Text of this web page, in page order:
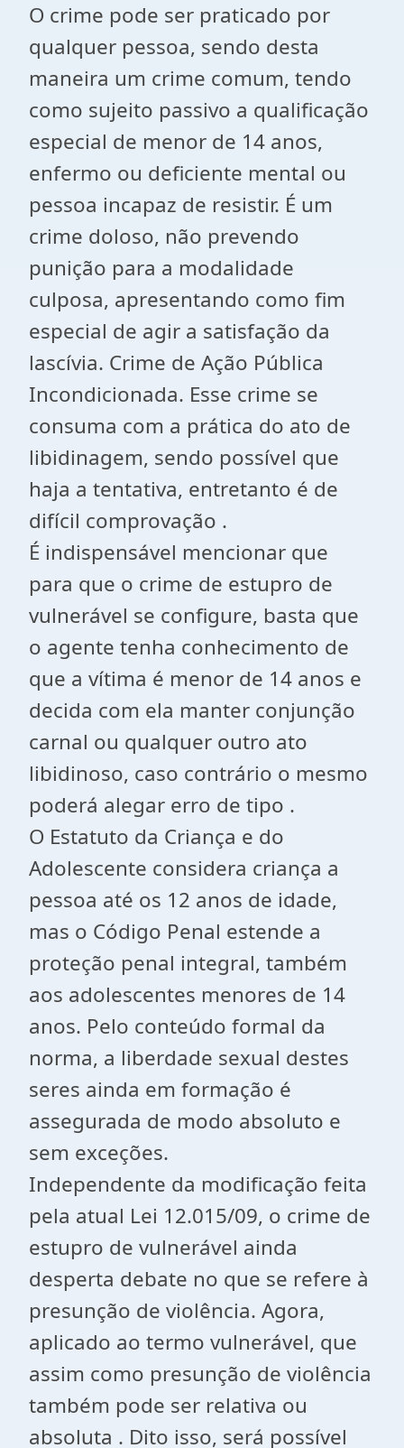
O crime pode ser praticado por
qualquer pessoa, sendo desta
maneira um crime comum, tendo
como sujeito passivo a qualificação
especial de menor de 14 anos,
enfermo ou deficiente mental ou
pessoa incapaz de resistir. É um
crime doloso, não prevendo
punição para a modalidade
culposa, apresentando como fim
especial de agir a satisfação da
lascívia. Crime de Ação Pública
Incondicionada. Esse crime se
consuma com a prática do ato de
libidinagem, sendo possível que
haja a tentativa, entretanto é de
difícil comprovação .
É indispensável mencionar que
para que o crime de estupro de
vulnerável se configure, basta que
o agente tenha conhecimento de
que a vítima é menor de 14 anos e
decida com ela manter conjunção
carnal ou qualquer outro ato
libidinoso, caso contrário o mesmo
poderá alegar erro de tipo .
O Estatuto da Criança e do
Adolescente considera criança a
pessoa até os 12 anos de idade,
mas o Código Penal estende a
proteção penal integral, também
aos adolescentes menores de 14
anos. Pelo conteúdo formal da
norma, a liberdade sexual destes
seres ainda em formação é
assegurada de modo absoluto e
sem exceções.
Independente da modificação feita
pela atual Lei 12.015/09, o crime de
estupro de vulnerável ainda
desperta debate no que se refere à
presunção de violência. Agora,
aplicado ao termo vulnerável, que
assim como presunção de violência
também pode ser relativa ou
absoluta . Dito isso, será possível